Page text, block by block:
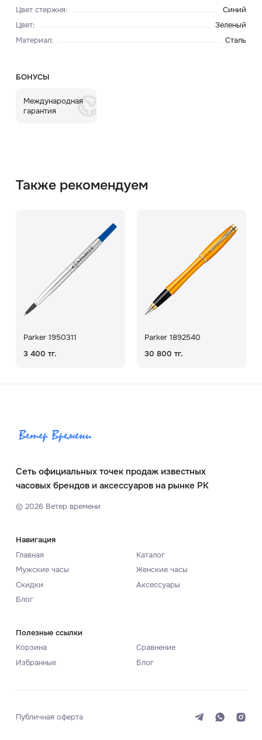
Цвет стержня:
Синий
Цвет:
Зеленый
Материал: Сталь
БОНУСЫ
Международная
гарантия
Также рекомендуем
Parker 1950311
3 400 тг.
Parker 1892540
30 800 тг.
Сеть официальных точек продаж известных
часовых брендов и аксессуаров на рынке РК
© 2026Ветер времени
Навигация
Главная
Каталог
Мужские часы
Женские часы
Скидки
Аксессуары
Блог
Полезные ссылки
Корзина
Сравнение
Избранные
Блог
Публичная оферта Светлая